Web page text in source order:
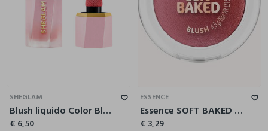
SHEGLAM
Blush liquido Color Bloom Finitura Matte – Love Cake
€ 6,50
ESSENCE
Essence SOFT BAKED blush 60
€ 3,29